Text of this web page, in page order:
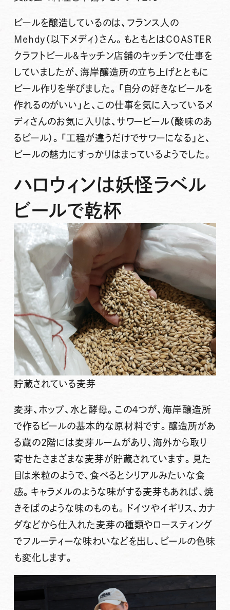
ビールを醸造しているのは、フランス人の
Mehdy（以下メディ）さん。もともとはCOASTER
クラフトビール＆キッチン店舗のキッチンで仕事を
していましたが、海岸醸造所の立ち上げとともに
ビール作りを学びました。「自分の好きなビールを
作れるのがいい」と、この仕事を気に入っているメ
ディさんのお気に入りは、サワービール（酸味のあ
るビール）。「工程が違うだけでサワーになる」と、
ビールの魅力にすっかりはまっているようでした。
ハロウィンは妖怪ラベル
ビールで乾杯
貯蔵されている麦芽
麦芽、ホップ、水と酵母。この４つが、海岸醸造所
で作るビールの基本的な原材料です。醸造所があ
る蔵の2階には麦芽ルームがあり、海外から取り
寄せたさまざまな麦芽が貯蔵されています。見た
目は米粒のようで、食べるとシリアルみたいな食
感。キャラメルのような味がする麦芽もあれば、焼
きそばのような味のものも。ドイツやイギリス、カナ
ダなどから仕入れた麦芽の種類やロースティング
でフルーティーな味わいなどを出し、ビールの色味
も変化します。